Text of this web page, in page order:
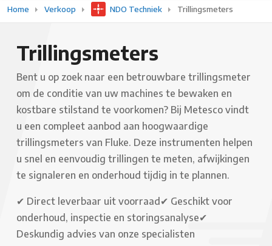
Home Verkoop NDO Techniek Trillingsmeters
Trillingsmeters
Bent u op zoek naar een betrouwbare trillingsmeter
om de conditie van uw machines te bewaken en
kostbare stilstand te voorkomen? Bij Metesco vindt
u een compleet aanbod aan hoogwaardige
trillingsmeters van Fluke. Deze instrumenten helpen
u snel en eenvoudig trillingen te meten, afwijkingen
te signaleren en onderhoud tijdig in te plannen.
✔ Direct leverbaar uit voorraad ✔ Geschikt voor
onderhoud, inspectie en storingsanalyse✔
Deskundig advies van onze specialisten